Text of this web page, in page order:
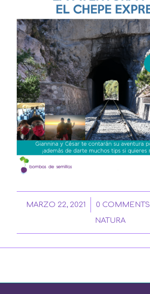
MARZO 22, 2021
/ 0 COMMENTS
/
NATURA